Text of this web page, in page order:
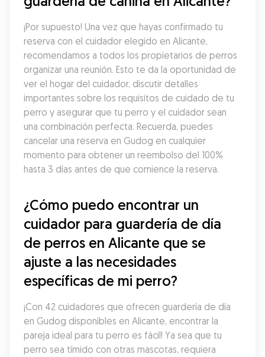
¡Por supuesto! Una vez que hayas confirmado tu
reserva con el cuidador elegido en Alicante,
recomendamos a todos los propietarios de perros
organizar una reunión. Esto te da la oportunidad de
ver el hogar del cuidador, discutir detalles
importantes sobre los requisitos de cuidado de tu
perro y asegurar que tu perro y el cuidador sean
una combinación perfecta. Recuerda, puedes
cancelar una reserva en Gudog en cualquier
momento para obtener un reembolso del 100%
hasta 3 días antes de que comience la reserva.
¿Cómo puedo encontrar un
cuidador para guardería de día
de perros en Alicante que se
ajuste a las necesidades
específicas de mi perro?
¡Con 42 cuidadores que ofrecen guardería de día
en Gudog disponibles en Alicante, encontrar la
pareja ideal para tu perro es fácil! Ya sea que tu
perro sea tímido con otras mascotas, requiera